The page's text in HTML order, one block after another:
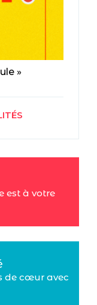
»
est à votre
de cœur avec